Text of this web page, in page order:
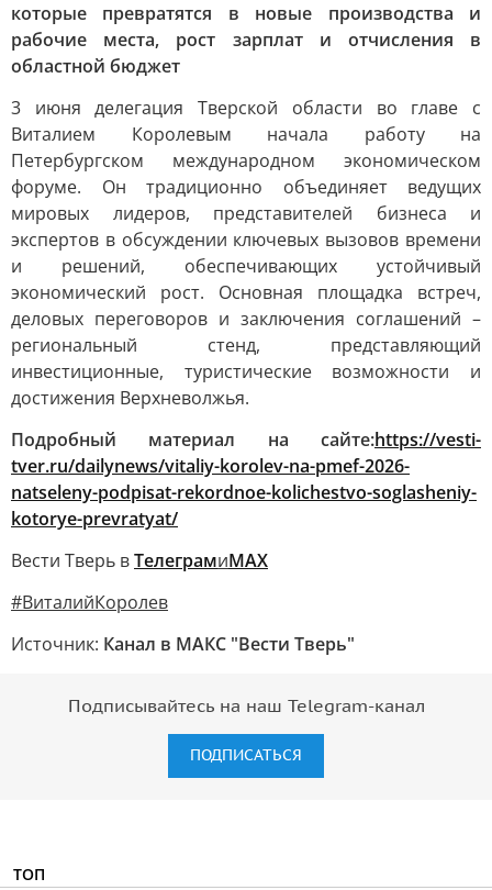
которые превратятся в новые производства и
рабочие места, рост зарплат и отчисления в
областной бюджет
3 июня делегация Тверской области во главе с
Виталием Королевым начала работу на
Петербургском международном экономическом
форуме. Он традиционно объединяет ведущих
мировых лидеров, представителей бизнеса и
экспертов в обсуждении ключевых вызовов времени
и решений, обеспечивающих устойчивый
экономический рост. Основная площадка встреч,
деловых переговоров и заключения соглашений –
региональный стенд, представляющий
инвестиционные, туристические возможности и
достижения Верхневолжья.
Подробный материал на сайте:https://vesti-
tver.ru/dailynews/vitaliy-korolev-na-pmef-2026-
natseleny-podpisat-rekordnoe-kolichestvo-soglasheniy-
kotorye-prevratyat/
Вести Тверь вТелеграмиМАХ
#ВиталийКоролев
Источник: Канал в МАКС "Вести Тверь"
Подписывайтесь на наш Telegram-канал
ПОДПИСАТЬСЯ
ТОП